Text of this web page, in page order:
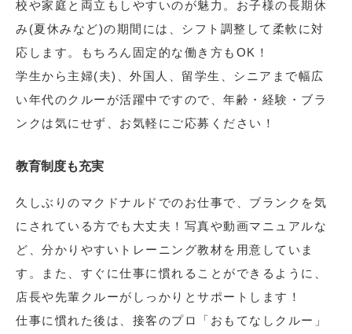
校や家庭と両立もしやすいのが魅力。お子様の長期休
み(夏休みなど)の期間には、シフト調整して柔軟に対
応します。もちろん固定的な働き方もOK！
学生から主婦(夫)、外国人、留学生、シニアまで幅広
い年代のクルーが活躍中ですので、年齢・経験・ブラ
ンクは気にせず、お気軽にご応募ください！
教育制度も充実
久しぶりのマクドナルドでのお仕事で、ブランクを気
にされている方でも大丈夫！写真や動画マニュアルな
ど、分かりやすいトレーニング教材を用意していま
す。また、すぐに仕事に慣れることができるように、
店長や先輩クルーがしっかりとサポートします！
仕事に慣れた後は、接客のプロ「おもてなしクルー」